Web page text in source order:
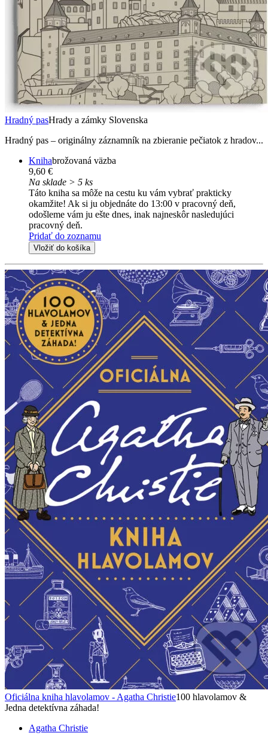
Hradný pasHrady a zámky Slovenska
Hradný pas – originálny záznamník na zbieranie pečiatok z hradov...
Knihabrožovaná väzba
9,60 €
Na sklade > 5 ks
Táto kniha sa môže na cestu ku vám vybrať prakticky
okamžite! Ak si ju objednáte do 13:00 v pracovný deň,
odošleme vám ju ešte dnes, inak najneskôr nasledujúci
pracovný deň.
Pridať do zoznamu
Vložiť do košíka
Oficiálna kniha hlavolamov - Agatha Christie100 hlavolamov &
Jedna detektívna záhada!
Agatha Christie